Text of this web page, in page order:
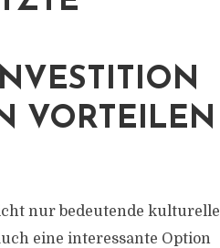
VORTEILEN
nur bedeutende kulturelle
eine interessante Option